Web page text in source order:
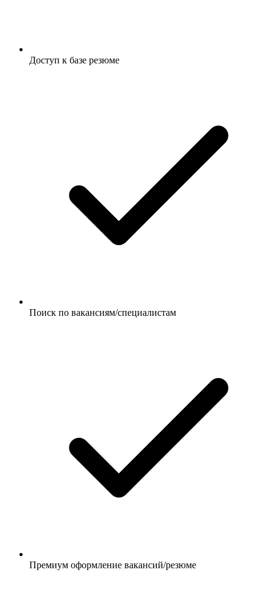
Доступ к базе резюме
Поиск по вакансиям/специалистам
Премиум оформление вакансий/резюме